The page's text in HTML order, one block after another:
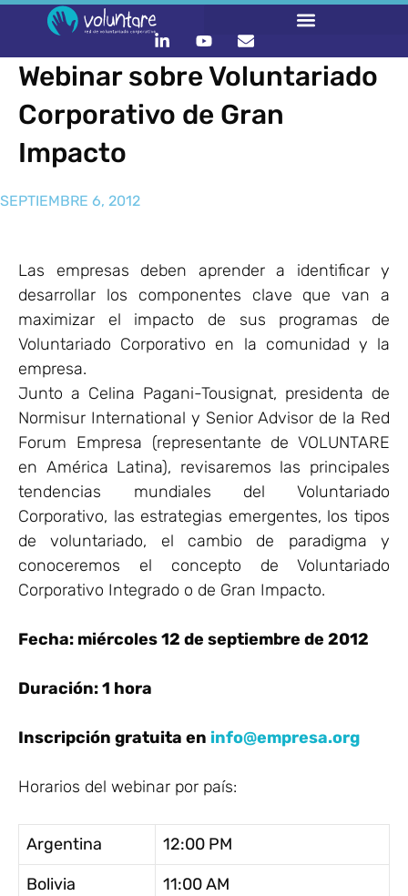
Webinar sobre Voluntariado
Corporativo de Gran
Impacto
SEPTIEMBRE 6, 2012
Las empresas deben aprender a identificar y
desarrollar los componentes clave que van a
maximizar el impacto de sus programas de
Voluntariado Corporativo en la comunidad y la
empresa.
Junto a Celina Pagani-Tousignat, presidenta de
Normisur International y Senior Advisor de la Red
Forum Empresa (representante de VOLUNTARE
en América Latina), revisaremos las principales
tendencias mundiales del Voluntariado
Corporativo, las estrategias emergentes, los tipos
de voluntariado, el cambio de paradigma y
conoceremos el concepto de Voluntariado
Corporativo Integrado o de Gran Impacto.
Fecha: miércoles 12 de septiembre de 2012
Duración: 1 hora
Inscripción gratuita en info@empresa.org
Horarios del webinar por país:
Argentina
12:00 PM
Bolivia
11:00 AM